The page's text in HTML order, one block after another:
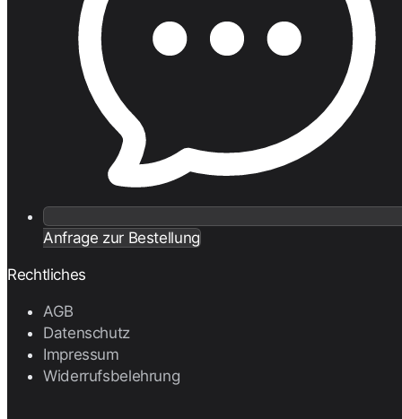
Anfrage zur Bestellung
Rechtliches
AGB
Datenschutz
Impressum
Widerrufsbelehrung